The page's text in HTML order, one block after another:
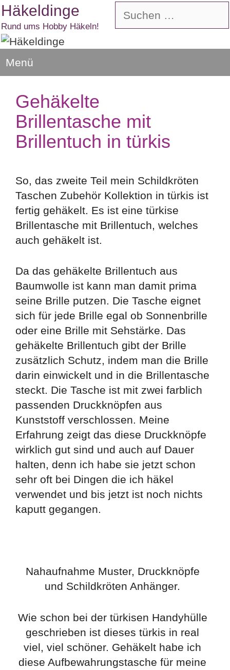
Zum
Inhalt
springen
Suchen
Häkeldinge
Rund ums Hobby Häkeln!
Menü
Gehäkelte
Brillentasche mit
Brillentuch in türkis
So, das zweite Teil mein Schildkröten
Taschen Zubehör Kollektion in türkis ist
fertig gehäkelt. Es ist eine türkise
Brillentasche mit Brillentuch, welches
auch gehäkelt ist.
Da das gehäkelte Brillentuch aus
Baumwolle ist kann man damit prima
seine Brille putzen. Die Tasche eignet
sich für jede Brille egal ob Sonnenbrille
oder eine Brille mit Sehstärke. Das
gehäkelte Brillentuch gibt der Brille
zusätzlich Schutz, indem man die Brille
darin einwickelt und in die Brillentasche
steckt. Die Tasche ist mit zwei farblich
passenden Druckknöpfen aus
Kunststoff verschlossen. Meine
Erfahrung zeigt das diese Druckknöpfe
wirklich gut sind und auch auf Dauer
halten, denn ich habe sie jetzt schon
sehr oft bei Dingen die ich häkel
verwendet und bis jetzt ist noch nichts
kaputt gegangen.
Nahaufnahme Muster, Druckknöpfe
und Schildkröten Anhänger.
Wie schon bei der türkisen Handyhülle
geschrieben ist dieses türkis in real
viel, viel schöner. Gehäkelt habe ich
diese Aufbewahrungstasche für meine